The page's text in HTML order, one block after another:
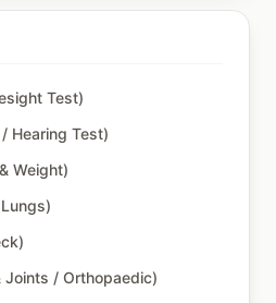
Test)
/ Hearing Test)
Weight)
Joints / Orthopaedic)